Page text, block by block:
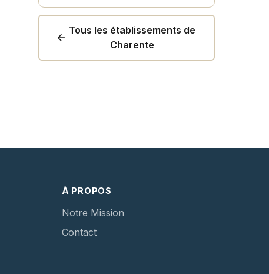
Tous les établissements de
Charente
À PROPOS
Notre Mission
Contact